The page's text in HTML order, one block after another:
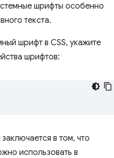
шрифты особенно
текста.
шрифт в CSS, укажите
шрифтов:
заключается в том, что
использовать в